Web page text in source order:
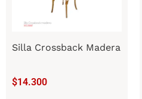
Silla Crossback Madera
$14.300